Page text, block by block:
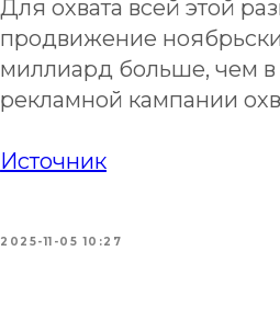
Для охвата всей этой
продвижение
миллиард больше, чем
рекламной кампании
Источник
2025-11-05 10:27